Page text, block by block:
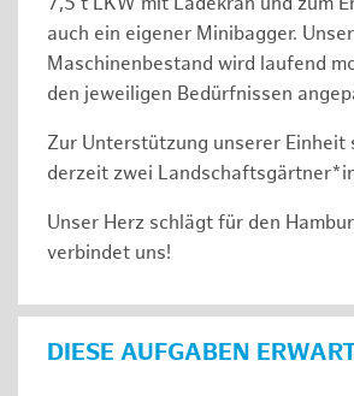
auch ein eigener Minibagger. Unser
Maschinenbestand wird laufend
den jeweiligen Bedürfnissen
Zur Unterstützung unserer Einheit
derzeit zwei
Unser Herz schlägt für den
verbindet uns!
DIESE AUFGABEN